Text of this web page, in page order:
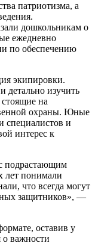
патриотизма, а
дошкольникам о
ежедневно
по обеспечению
экипировки.
детально изучить
на
охраны. Юные
специалистов и
интерес к
подрастающим
лет понимали
что всегда могут
защитников», —
оставив у
о важности